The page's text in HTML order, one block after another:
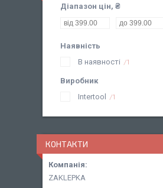
Діапазон цін, ₴
Наявність
В наявності
1
Виробник
Intertool
1
КОНТАКТИ
ZAKLEPKA